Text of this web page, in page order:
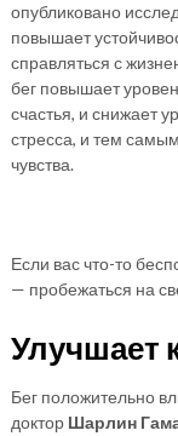
опубликовано
повышает
справляться с
бег повышает
счастья, и снижает
стресса, и тем
чувства.
Если вас что-то
— пробежаться на
Улучшает
Бег положительно
доктор Шарлин